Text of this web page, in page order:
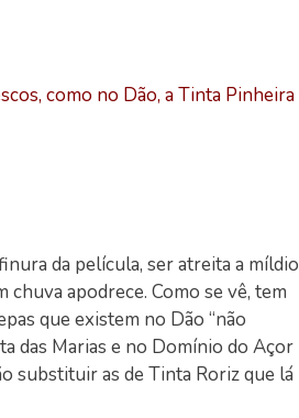
como no Dão, a Tinta Pinheira
da película, ser atreita a míldio
apodrece. Como se vê, tem
que existem no Dão “não
das Marias e no Domínio do Açor
substituir as de Tinta Roriz que lá